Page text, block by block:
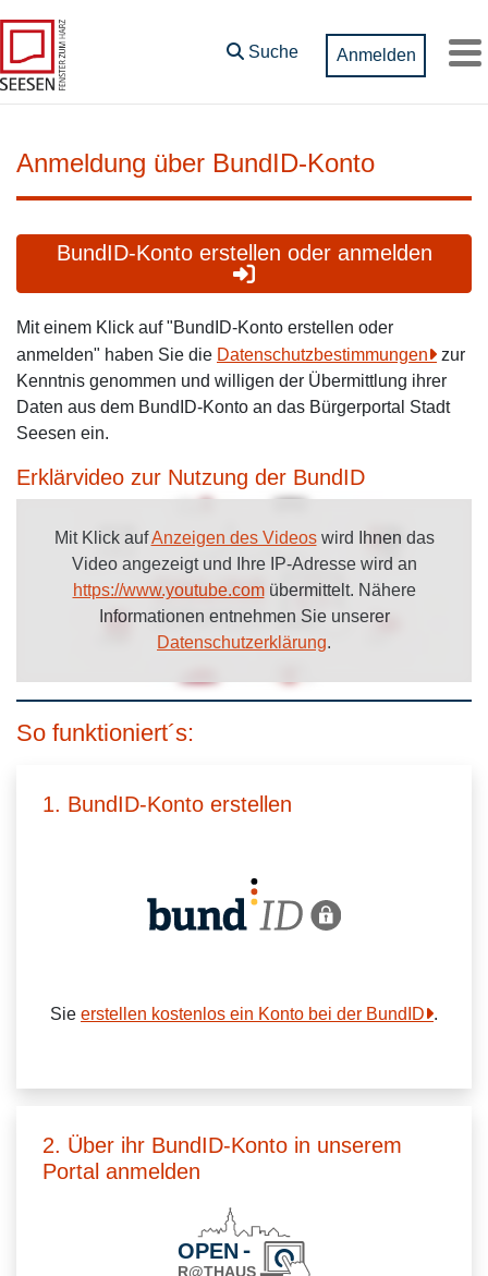
Zum Hauptinhalt springen
Suche Anmelden
Anmeldung über BundID-Konto
BundID-Konto erstellen oder anmelden
Mit einem Klick auf "BundID-Konto erstellen oder
anmelden" haben Sie die Datenschutzbestimmungen
zur
Kenntnis genommen und willigen der Übermittlung ihrer
Daten aus dem BundID-Konto an das Bürgerportal Stadt
Seesen ein.
Erklärvideo zur Nutzung der BundID
Mit Klick aufAnzeigen des Videoswird Ihnen das
Video angezeigt und Ihre IP-Adresse wird an
https://www.youtube.comübermittelt. Nähere
Informationen entnehmen Sie unserer
Datenschutzerklärung.
So funktioniert´s:
1. BundID-Konto erstellen
Sie erstellen kostenlos ein Konto bei der BundID .
2. Über ihr BundID-Konto in unserem
Portal anmelden